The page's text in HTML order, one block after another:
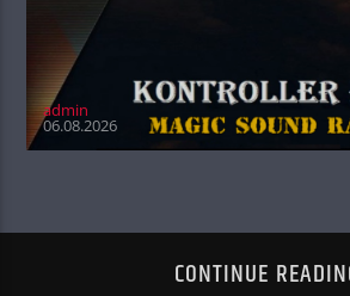
admin
06.08.2026
CONTINUE